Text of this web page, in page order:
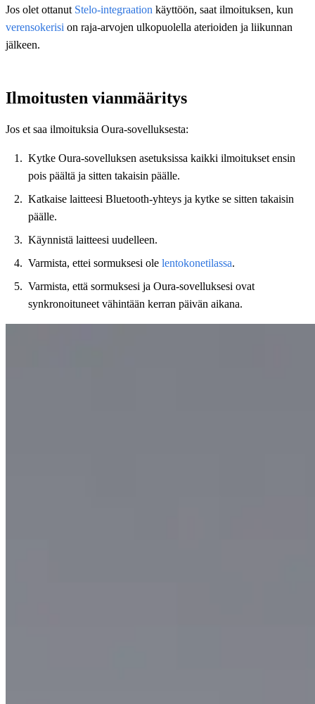
Jos olet ottanut Stelo-integraation käyttöön, saat ilmoituksen, kun
verensokerisi on raja-arvojen ulkopuolella aterioiden ja liikunnan
jälkeen.
Ilmoitusten vianmääritys
Jos et saa ilmoituksia Oura-sovelluksesta:
Kytke Oura-sovelluksen asetuksissa kaikki ilmoitukset ensin
pois päältä ja sitten takaisin päälle.
Katkaise laitteesi Bluetooth-yhteys ja kytke se sitten takaisin
päälle.
Käynnistä laitteesi uudelleen.
Varmista, ettei sormuksesi ole lentokonetilassa.
Varmista, että sormuksesi ja Oura-sovelluksesi ovat
synkronoituneet vähintään kerran päivän aikana.